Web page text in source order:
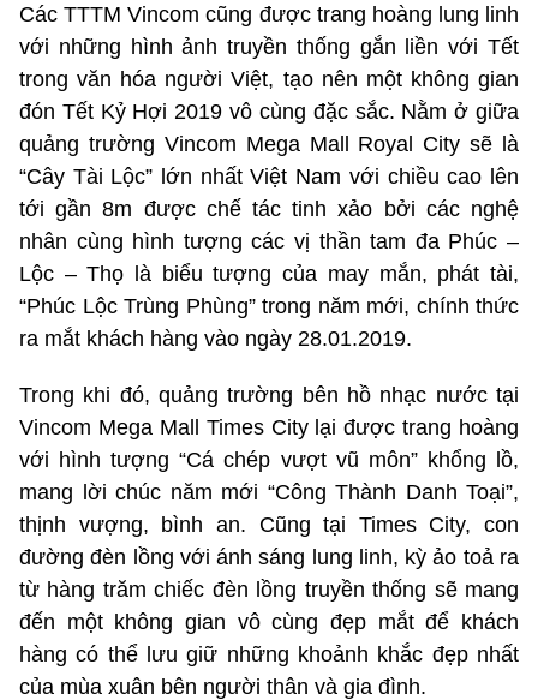
Các TTTM Vincom cũng được trang hoàng lung linh
với những hình ảnh truyền thống gắn liền với Tết
trong văn hóa người Việt, tạo nên một không gian
đón Tết Kỷ Hợi 2019 vô cùng đặc sắc. Nằm ở giữa
quảng trường Vincom Mega Mall Royal City sẽ là
“Cây Tài Lộc” lớn nhất Việt Nam với chiều cao lên
tới gần 8m được chế tác tinh xảo bởi các nghệ
nhân cùng hình tượng các vị thần tam đa Phúc –
Lộc – Thọ là biểu tượng của may mắn, phát tài,
“Phúc Lộc Trùng Phùng” trong năm mới, chính thức
ra mắt khách hàng vào ngày 28.01.2019.
Trong khi đó, quảng trường bên hồ nhạc nước tại
Vincom Mega Mall Times City lại được trang hoàng
với hình tượng “Cá chép vượt vũ môn” khổng lồ,
mang lời chúc năm mới “Công Thành Danh Toại”,
thịnh vượng, bình an. Cũng tại Times City, con
đường đèn lồng với ánh sáng lung linh, kỳ ảo toả ra
từ hàng trăm chiếc đèn lồng truyền thống sẽ mang
đến một không gian vô cùng đẹp mắt để khách
hàng có thể lưu giữ những khoảnh khắc đẹp nhất
của mùa xuân bên người thân và gia đình.